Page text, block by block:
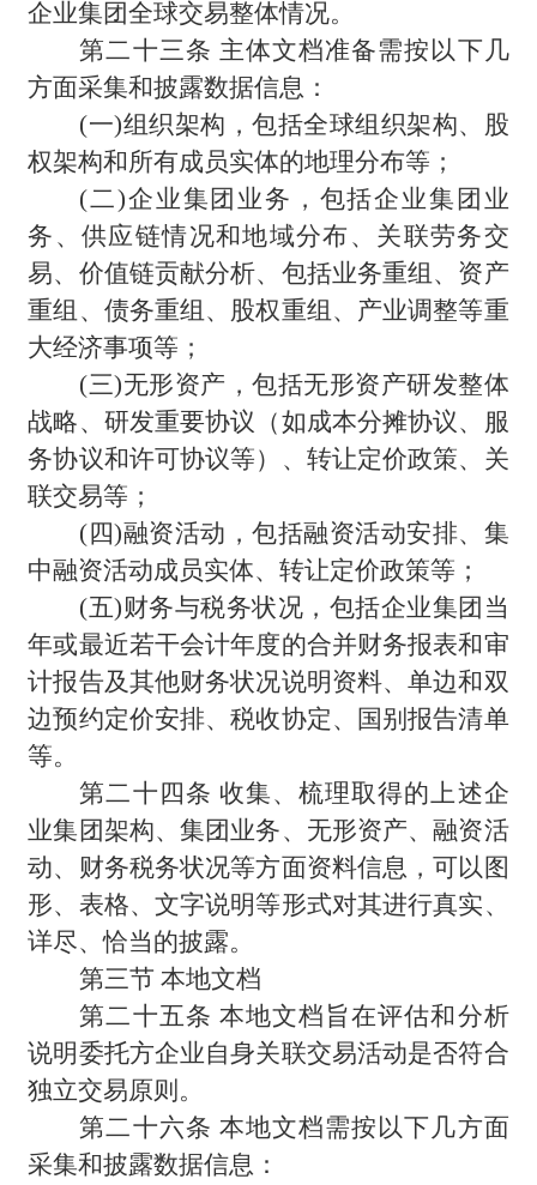
企业集团全球交易整体情况。
第二十三条 主体文档准备需按以下几
方面采集和披露数据信息：
(一)组织架构，包括全球组织架构、股
权架构和所有成员实体的地理分布等；
(二)企业集团业务，包括企业集团业
务、供应链情况和地域分布、关联劳务交
易、价值链贡献分析、包括业务重组、资产
重组、债务重组、股权重组、产业调整等重
大经济事项等；
(三)无形资产，包括无形资产研发整体
战略、研发重要协议（如成本分摊协议、服
务协议和许可协议等）、转让定价政策、关
联交易等；
(四)融资活动，包括融资活动安排、集
中融资活动成员实体、转让定价政策等；
(五)财务与税务状况，包括企业集团当
年或最近若干会计年度的合并财务报表和审
计报告及其他财务状况说明资料、单边和双
边预约定价安排、税收协定、国别报告清单
等。
第二十四条 收集、梳理取得的上述企
业集团架构、集团业务、无形资产、融资活
动、财务税务状况等方面资料信息，可以图
形、表格、文字说明等形式对其进行真实、
详尽、恰当的披露。
第三节 本地文档
第二十五条 本地文档旨在评估和分析
说明委托方企业自身关联交易活动是否符合
独立交易原则。
第二十六条 本地文档需按以下几方面
采集和披露数据信息：